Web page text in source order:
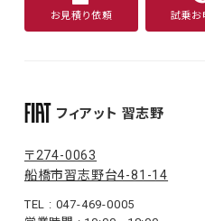
お見積り依頼 試乗
フィアット 習志野
〒274-0063
船橋市習志野台4-81-14
TEL : 047-469-0005